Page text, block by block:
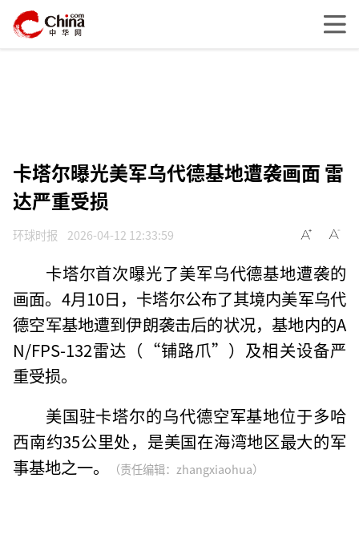
卡塔尔曝光美军乌代德基地遭袭画面 雷
达严重受损
环球时报 2026-04-12 12:33:59
卡塔尔首次曝光了美军乌代德基地遭袭的
画面。4月10日，卡塔尔公布了其境内美军乌代
德空军基地遭到伊朗袭击后的状况，基地内的A
N/FPS-132雷达（“铺路爪”）及相关设备严
重受损。
美国驻卡塔尔的乌代德空军基地位于多哈
西南约35公里处，是美国在海湾地区最大的军
事基地之一。
（责任编辑：zhangxiaohua）